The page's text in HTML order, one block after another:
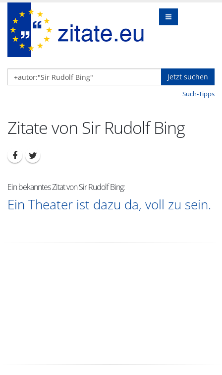
Jetzt suchen
Such-Tipps
Zitate von Sir Rudolf Bing
Ein bekanntes Zitat von Sir Rudolf Bing:
Ein Theater ist dazu da, voll zu sein.